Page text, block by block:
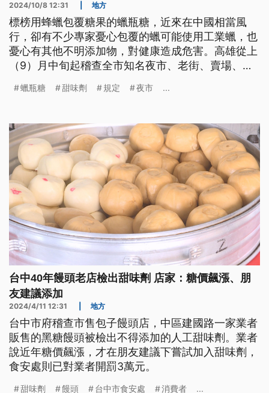
2024/10/8 12:31 地方
標榜用蜂蠟包覆糖果的蠟瓶糖，近來在中國相當風
行，卻有不少專家憂心包覆的蠟可能使用工業蠟，也
憂心有其他不明添加物，對健康造成危害。高雄從上
（9）月中旬起稽查全市知名夜市、老街、賣場、東
夜市都有業者賣蠟瓶糖，進一步抽檢也發現，銷售的
罰，也要求下架銷毀。
蠟瓶糖 甜味劑 規定 夜市 ...
台中40年饅頭老店檢出甜味劑 店家：糖價飆漲、朋
友建議添加
2024/4/11 12:31 地方
台中市府稽查市售包子饅頭店，中區建國路一家業者
販售的黑糖饅頭被檢出不得添加的人工甜味劑。業者
說近年糖價飆漲，才在朋友建議下嘗試加入甜味劑，
食安處則已對業者開罰3萬元。
甜味劑 饅頭 台中市食安處 消費者 ...